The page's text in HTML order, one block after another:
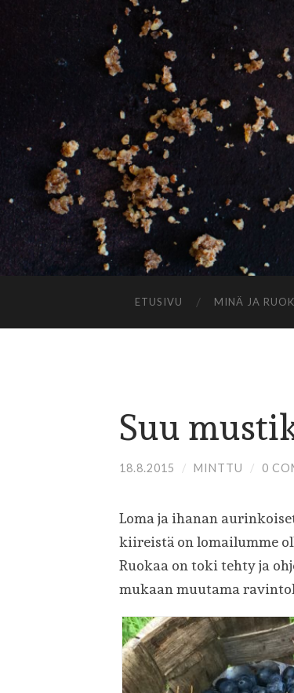
ETUSIVU MINÄ JA
Suu
18.8.2015 / MINTTU / 0
Loma ja ihanan
kiireistä on lomailumme
Ruokaa on toki tehty ja
mukaan muutama